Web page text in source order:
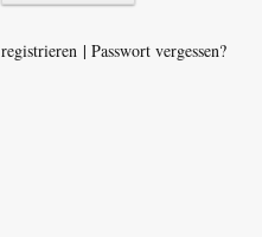
registrieren | Passwort vergessen?